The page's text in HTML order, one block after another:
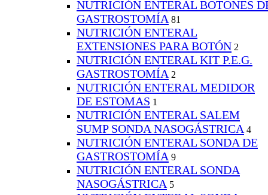
NUTRICIÓN ENTERAL BOTONES
GASTROSTOMÍA 81
NUTRICIÓN ENTERAL
EXTENSIONES PARA BOTÓN 2
NUTRICIÓN ENTERAL KIT P.E.G.
GASTROSTOMÍA 2
NUTRICIÓN ENTERAL MEDIDOR
DE ESTOMAS 1
NUTRICIÓN ENTERAL SALEM
SUMP SONDA NASOGÁSTRICA 4
NUTRICIÓN ENTERAL SONDA DE
GASTROSTOMÍA 9
NUTRICIÓN ENTERAL SONDA
NASOGÁSTRICA 5